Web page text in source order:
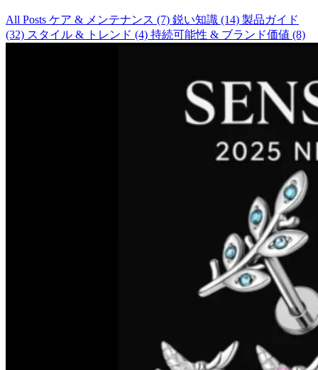
All Posts ケア & メンテナンス (7) 鋭い知識 (14) 製品ガイド
(32) スタイル & トレンド (4) 持続可能性 & ブランド価値 (8)